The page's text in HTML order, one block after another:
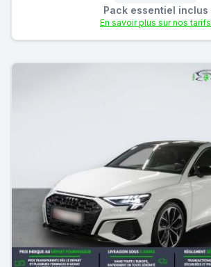
Pack essentiel inclus
En savoir plus sur nos tarifs